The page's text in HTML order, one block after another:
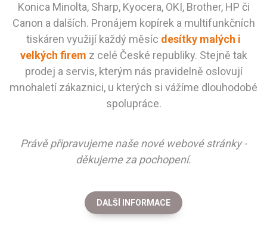
Konica Minolta, Sharp, Kyocera, OKI, Brother, HP či
Canon a dalších. Pronájem kopírek a multifunkčních
tiskáren využijí každý měsíc desítky malých i
velkých firem z celé České republiky. Stejně tak
prodej a servis, kterým nás pravidelně oslovují
mnohaletí zákaznici, u kterých si vážíme dlouhodobé
spolupráce.
Právě připravujeme naše nové webové stránky -
děkujeme za pochopení.
DALŠÍ INFORMACE